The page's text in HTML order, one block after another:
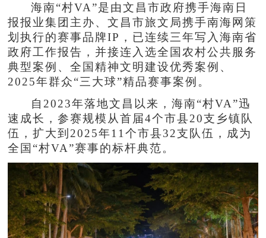
海南“村VA”是由文昌市政府携手海南日
报报业集团主办、文昌市旅文局携手南海网策
划执行的赛事品牌IP，已连续三年写入海南省
政府工作报告，并接连入选全国农村公共服务
典型案例、全国精神文明建设优秀案例、
2025年群众“三大球”精品赛事案例。
自2023年落地文昌以来，海南“村VA”迅
速成长，参赛规模从首届4个市县20支乡镇队
伍，扩大到2025年11个市县32支队伍，成为
全国“村VA”赛事的标杆典范。